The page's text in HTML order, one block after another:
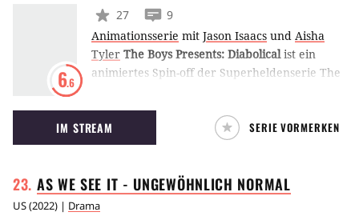
6.6
27
9
Animationsserie mit Jason Isaacs und Aisha
Tyler The Boys Presents: Diabolicalist ein
animiertes Spin-off der Superheldenserie The
Anthologie erzählt jede Episode eine eigene
schockierende, blutige und witzige Geschichte
aus der Welt von The Boys.
IM STREAM SERIE VORMERKEN
AS WE SEE IT - UNGEWÖHNLICH NORMAL
US(2022) | Drama